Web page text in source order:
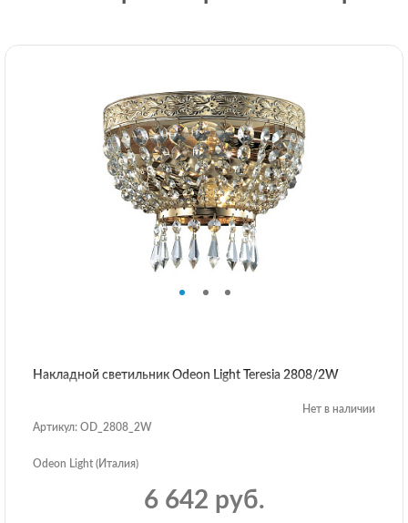
Накладной светильник Odeon Light Teresia 2808/2W
Нет в наличии
Артикул: OD_2808_2W
Odeon Light (Италия)
6 642 руб.